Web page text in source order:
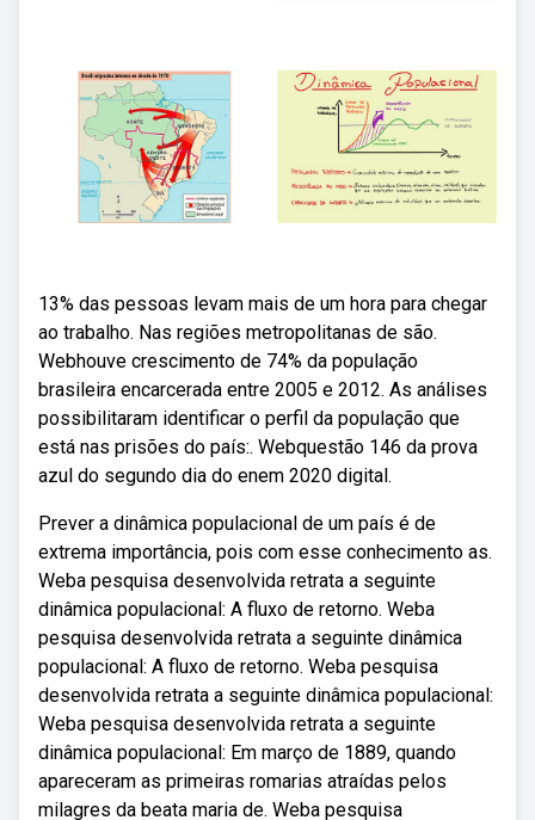
13% das pessoas levam mais de um hora para chegar
ao trabalho. Nas regiões metropolitanas de são.
Webhouve crescimento de 74% da população
brasileira encarcerada entre 2005 e 2012. As análises
possibilitaram identificar o perfil da população que
está nas prisões do país:. Webquestão 146 da prova
azul do segundo dia do enem 2020 digital.
Prever a dinâmica populacional de um país é de
extrema importância, pois com esse conhecimento as.
Weba pesquisa desenvolvida retrata a seguinte
dinâmica populacional: A fluxo de retorno. Weba
pesquisa desenvolvida retrata a seguinte dinâmica
populacional: A fluxo de retorno. Weba pesquisa
desenvolvida retrata a seguinte dinâmica populacional:
Weba pesquisa desenvolvida retrata a seguinte
dinâmica populacional: Em março de 1889, quando
apareceram as primeiras romarias atraídas pelos
milagres da beata maria de. Weba pesquisa